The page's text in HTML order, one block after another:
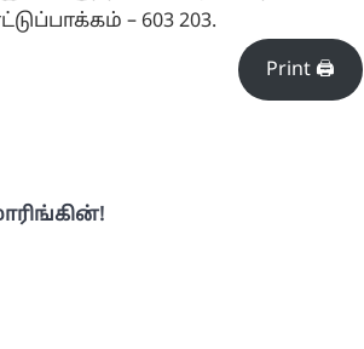
– 603 203.
Print 🖨